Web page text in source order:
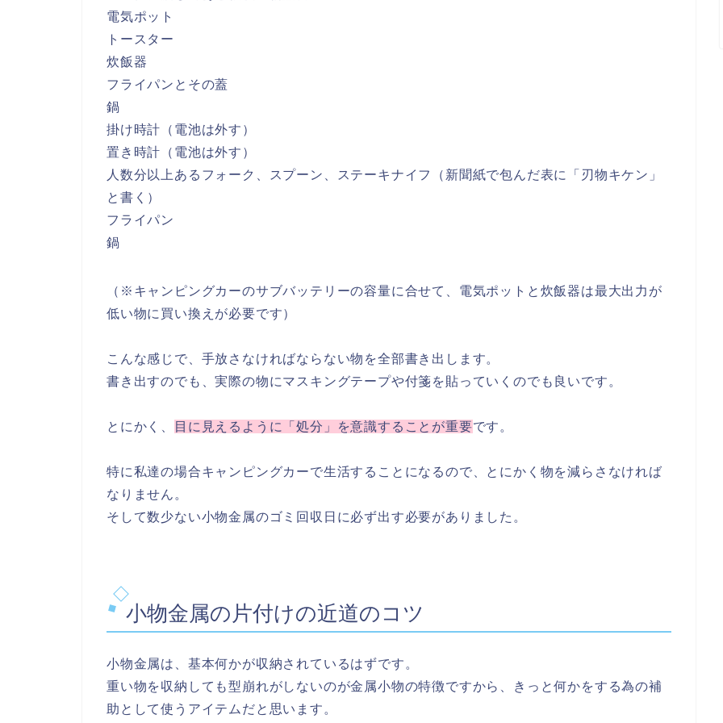
電気ポット
トースター
炊飯器
フライパンとその蓋
鍋
掛け時計（電池は外す）
置き時計（電池は外す）
人数分以上あるフォーク、スプーン、ステーキナイフ（新聞紙で包んだ表に「刃物キケン」
と書く）
フライパン
鍋
（※キャンピングカーのサブバッテリーの容量に合せて、電気ポットと炊飯器は最大出力が
低い物に買い換えが必要です）
こんな感じで、手放さなければならない物を全部書き出します。
書き出すのでも、実際の物にマスキングテープや付箋を貼っていくのでも良いです。
とにかく、 目に見えるように「処分」を意識することが重要です。
特に私達の場合キャンピングカーで生活することになるので、とにかく物を減らさなければ
なりません。
そして数少ない小物金属のゴミ回収日に必ず出す必要がありました。
小物金属の片付けの近道のコツ
小物金属は、基本何かが収納されているはずです。
重い物を収納しても型崩れがしないのが金属小物の特徴ですから、きっと何かをする為の補
助として使うアイテムだと思います。